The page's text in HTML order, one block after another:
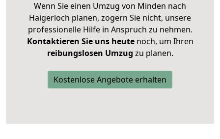
Wenn Sie einen Umzug von Minden nach
Haigerloch planen, zögern Sie nicht, unsere
professionelle Hilfe in Anspruch zu nehmen.
Kontaktieren Sie uns heutenoch, um Ihren
reibungslosen Umzug zu planen.
Kostenlose Angebote erhalten